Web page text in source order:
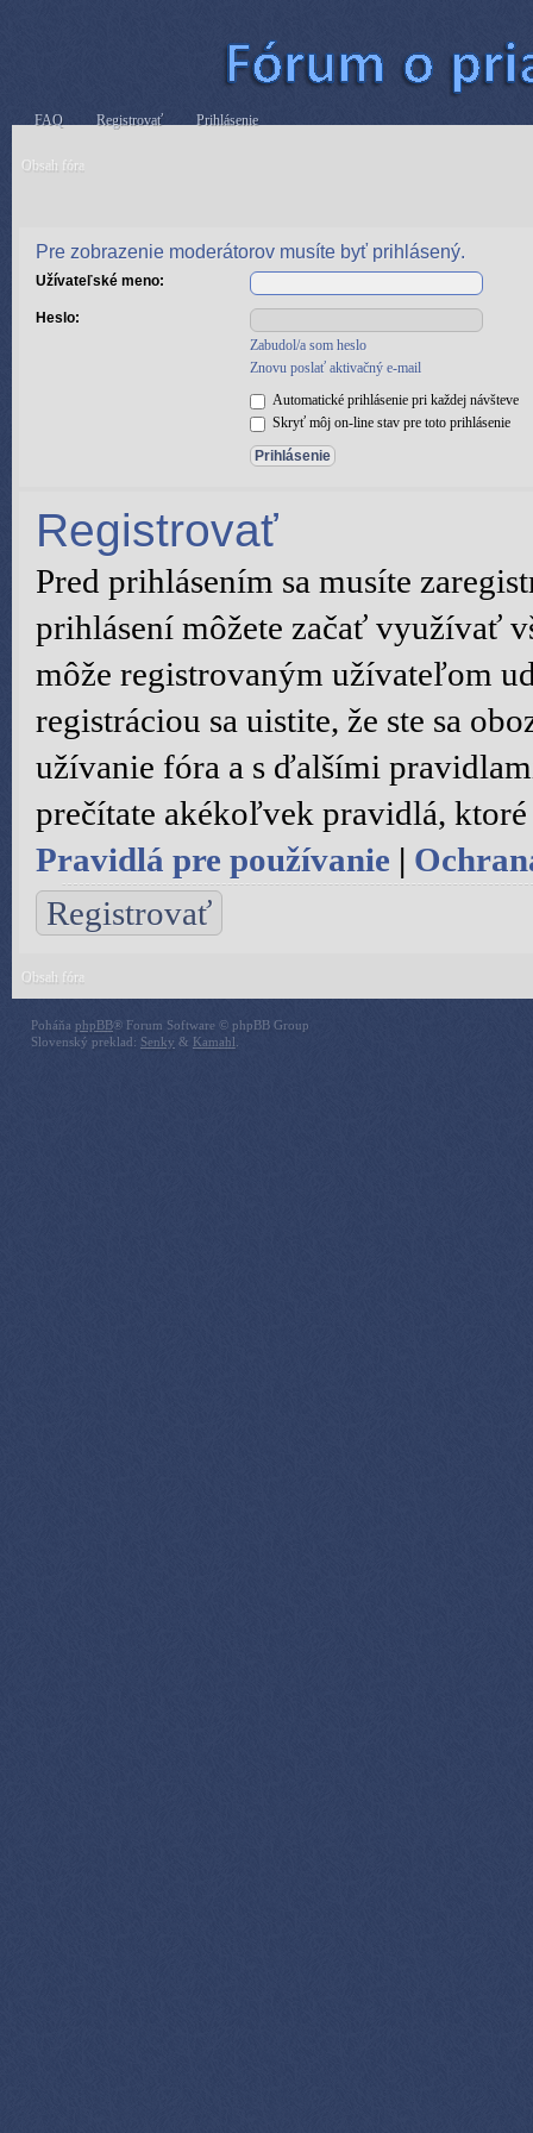
FAQ Registrovať Prihlásenie
Obsah fóra
Pre zobrazenie moderátorov musíte byť prihlásený.
Užívateľské meno:
Heslo:
Zabudol/a som heslo
Znovu poslať aktivačný e-mail
Automatické prihlásenie pri každej návšteve
Skryť môj on-line stav pre toto prihlásenie
Registrovať
Pred prihlásením sa musíte
prihlásení môžete začať využívať
môže registrovaným užívateľom
registráciou sa uistite, že ste sa
užívanie fóra a s ďalšími
prečítate akékoľvek pravidlá,
Pravidlá pre používanie |
Registrovať
Obsah fóra
Poháňa phpBB® Forum Software © phpBB Group
Slovenský preklad: Senky & Kamahl